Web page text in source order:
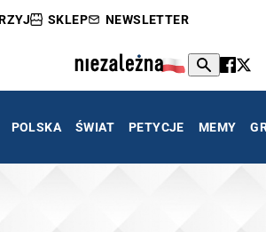
SKLEP NEWSLETTER
POLSKA ŚWIAT PETYCJE MEMY